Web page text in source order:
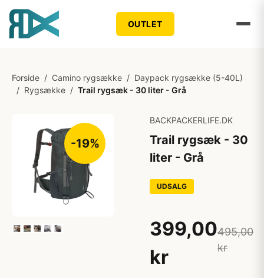
OUTLET
Forside / Camino rygsække / Daypack rygsække (5-40L)
/ Rygsække / Trail rygsæk - 30 liter - Grå
-19%
BACKPACKERLIFE.DK
Trail rygsæk - 30
liter - Grå
UDSALG
399,00
kr
495,00
kr